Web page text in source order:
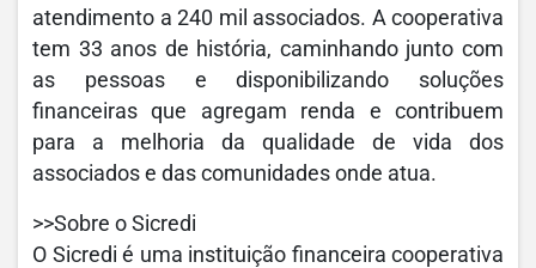
atendimento a 240 mil associados. A cooperativa
tem 33 anos de história, caminhando junto com
as pessoas e disponibilizando soluções
financeiras que agregam renda e contribuem
para a melhoria da qualidade de vida dos
associados e das comunidades onde atua.
>>Sobre o Sicredi
O Sicredi é uma instituição financeira cooperativa